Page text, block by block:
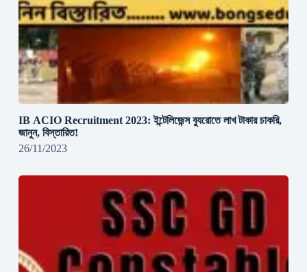
IB ACIO Recruitment 2023: ইন্টেলিজেন্স ব্যুরোতে লাখ টাকার চাকরি,
জানুন, বিস্তারিত!
26/11/2023